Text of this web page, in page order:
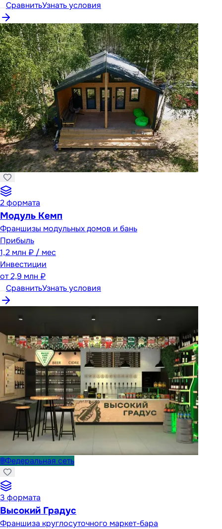
СравнитьУзнать условия
2формата
Модуль Кемп
Франшизы модульных домов и бань
Прибыль
1,2 млн ₽ / мес
Инвестиции
от2,9 млн ₽
СравнитьУзнать условия
🌐Федеральная сеть
3 формата
Высокий Градус
Франшиза круглосуточного маркет-бара